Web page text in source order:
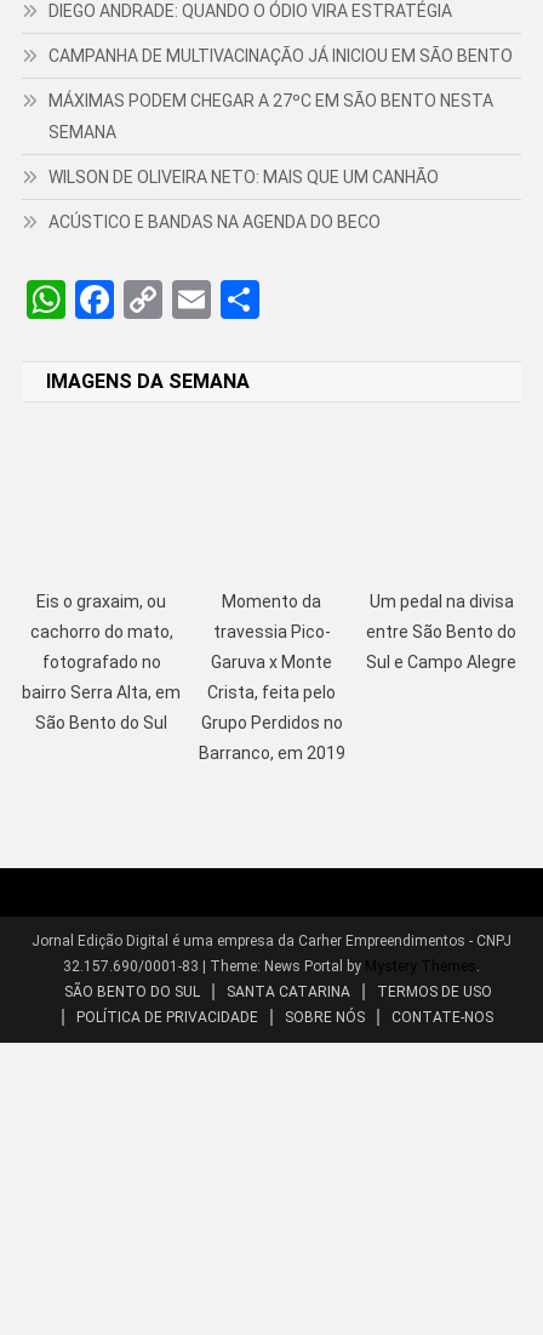
DIEGO ANDRADE: QUANDO O ÓDIO VIRA ESTRATÉGIA
CAMPANHA DE MULTIVACINAÇÃO JÁ INICIOU EM SÃO BENTO
MÁXIMAS PODEM CHEGAR A 27ºC EM SÃO BENTO NESTA
SEMANA
WILSON DE OLIVEIRA NETO: MAIS QUE UM CANHÃO
ACÚSTICO E BANDAS NA AGENDA DO BECO
WhatsApp
Facebook
CopyEmailShare
IMAGENS DA SEMANA
Eis o graxaim, ou
cachorro do mato,
fotografado no
bairro Serra Alta, em
São Bento do Sul
Momento da
travessia Pico-
Garuva x Monte
Crista, feita pelo
Grupo Perdidos no
Barranco, em 2019
Um pedal na divisa
entre São Bento do
Sul e Campo Alegre
Jornal Edição Digital é uma empresa da Carher Empreendimentos - CNPJ
32.157.690/0001-83
Theme: News Portal by Mystery Themes .
SÃO BENTO DO SUL
SANTA CATARINA
TERMOS DE USO
POLÍTICA DE PRIVACIDADE
SOBRE NÓS CONTATE-NOS